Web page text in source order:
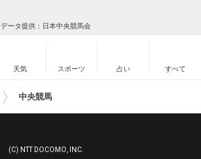
データ提供：日本中央競馬会
天気 スポーツ 占い すべて
中央競馬
(C) NTT DOCOMO, INC.